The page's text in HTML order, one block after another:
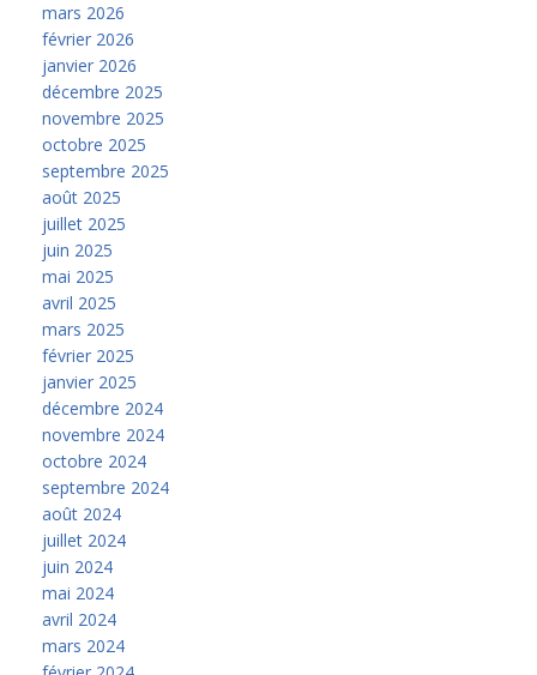
mars 2026
février 2026
janvier 2026
décembre 2025
novembre 2025
octobre 2025
septembre 2025
août 2025
juillet 2025
juin 2025
mai 2025
avril 2025
mars 2025
février 2025
janvier 2025
décembre 2024
novembre 2024
octobre 2024
septembre 2024
août 2024
juillet 2024
juin 2024
mai 2024
avril 2024
mars 2024